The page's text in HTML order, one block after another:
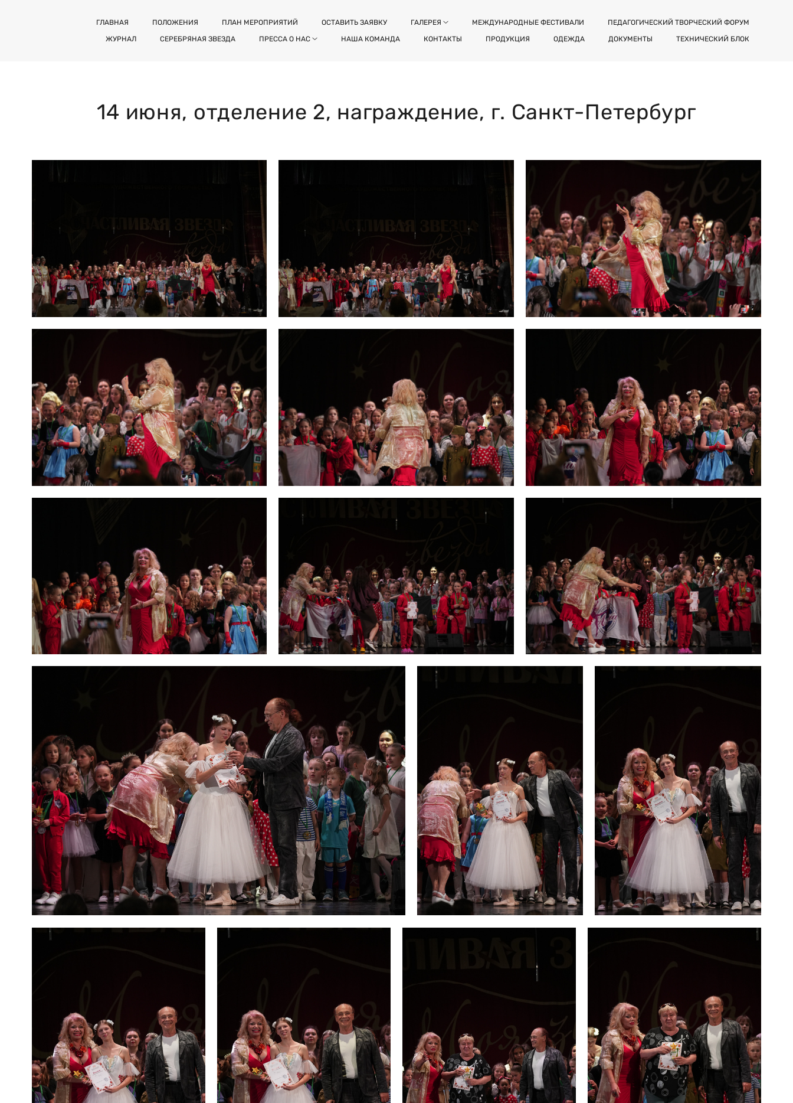
ГЛАВНАЯ ПОЛОЖЕНИЯ ПЛАН МЕРОПРИЯТИЙ ОСТАВИТЬ ЗАЯВКУ ГАЛЕРЕЯ МЕЖДУНАРОДНЫЕ ФЕСТИВАЛИ
ПЕДАГОГИЧЕСКИЙ ТВОРЧЕСКИЙ ФОРУМ
ЖУРНАЛ
СЕРЕБРЯНАЯ ЗВЕЗДА ПРЕССА О НАС НАША КОМАНДА КОНТАКТЫ ПРОДУКЦИЯ ОДЕЖДА ДОКУМЕНТЫ ТЕХНИЧЕСКИЙ БЛОК
14 июня, отделение 2, награждение, г. Санкт-Петербург